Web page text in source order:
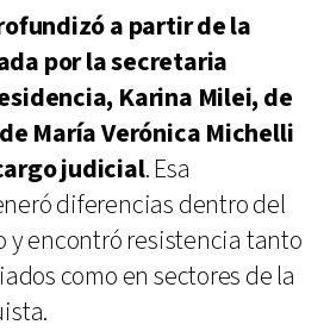
a partir de la
por la secretaria
Karina Milei, de
María Verónica Michelli
judicial. Esa
diferencias dentro del
y encontró resistencia tanto
como en sectores de la